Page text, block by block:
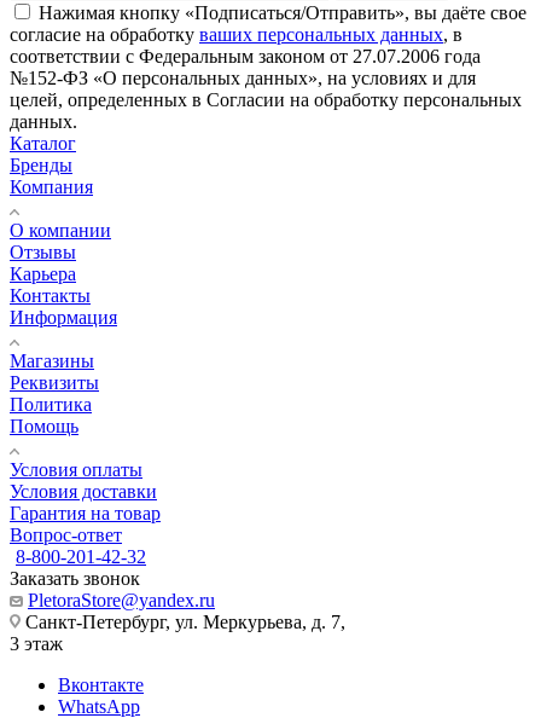
Нажимая кнопку «Подписаться/Отправить», вы даёте свое
согласие на обработку ваших персональных данных, в
соответствии с Федеральным законом от 27.07.2006 года
№152-ФЗ «О персональных данных», на условиях и для
целей, определенных в Согласии на обработку персональных
данных.
Каталог
Бренды
Компания
О компании
Отзывы
Карьера
Контакты
Информация
Магазины
Реквизиты
Политика
Помощь
Условия оплаты
Условия доставки
Гарантия на товар
Вопрос-ответ
8-800-201-42-32
Заказать звонок
PletoraStore@yandex.ru
Санкт-Петербург, ул. Меркурьева, д. 7,
3 этаж
Вконтакте
WhatsApp